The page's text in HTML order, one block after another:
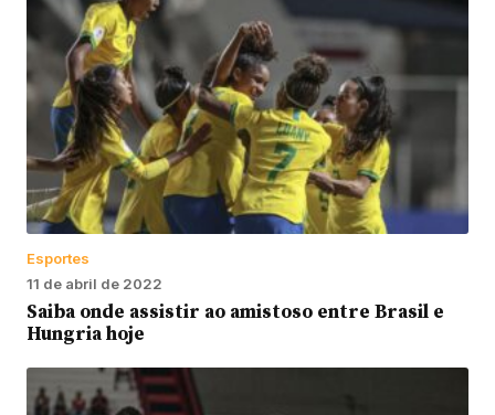
Esportes
11 de abril de 2022
Saiba onde assistir ao amistoso entre Brasil e
Hungria hoje